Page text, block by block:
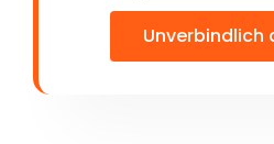
Unverbindlich